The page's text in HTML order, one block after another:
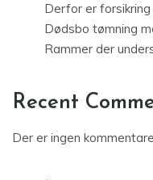
Derfor er
Dødsbo tømning
Rammer der
Recent
Der er ingen